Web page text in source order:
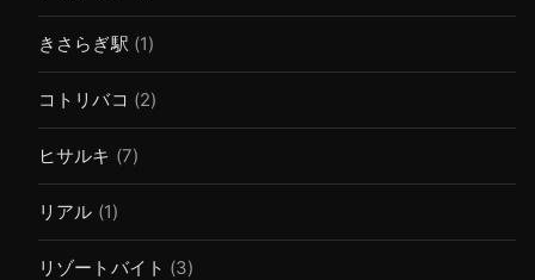
きさらぎ駅 (1)
コトリバコ (2)
ヒサルキ (7)
リアル (1)
リゾートバイト (3)